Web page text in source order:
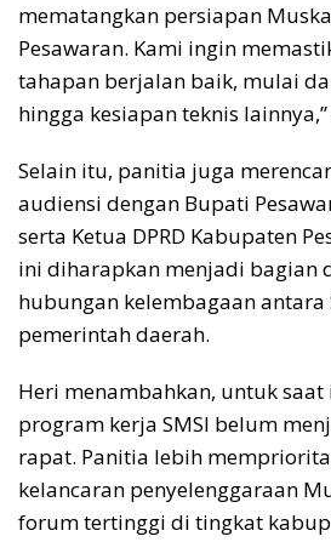
mematangkan persiapan
Pesawaran. Kami ingin
tahapan berjalan baik, mulai
hingga kesiapan teknis
Selain itu, panitia juga
audiensi dengan Bupati
serta Ketua DPRD Kabupaten
ini diharapkan menjadi bagian
hubungan kelembagaan antara
pemerintah daerah.
Heri menambahkan, untuk
program kerja SMSI belum
rapat. Panitia lebih
kelancaran penyelenggaraan
forum tertinggi di tingkat